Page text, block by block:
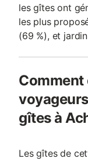
les gîtes ont
les plus
(69 %), et
gîtes à
Les gîtes de